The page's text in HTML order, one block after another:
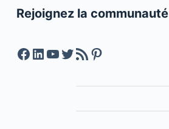
Rejoignez la communauté
Facebook
LinkedIn
YouTube
Twitter
Feed RSSPinterest